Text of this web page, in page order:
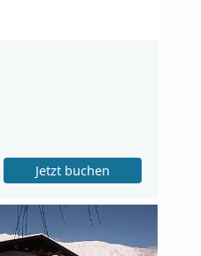
Jetzt buchen